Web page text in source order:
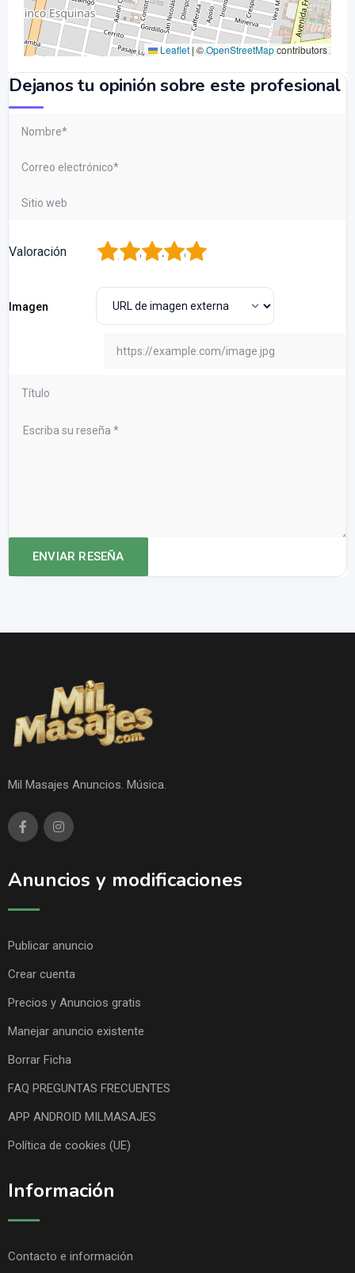
Leaflet|©OpenStreetMapcontributors
Dejanos tu opinión sobre este profesional
Valoración 5
4
3
2
Imagen
Mil Masajes Anuncios. Música.
Anuncios y modificaciones
Publicar anuncio
Crear cuenta
Precios y Anuncios gratis
Manejar anuncio existente
Borrar Ficha
FAQ PREGUNTAS FRECUENTES
APP ANDROID MILMASAJES
Política de cookies (UE)
Información
Contacto e información